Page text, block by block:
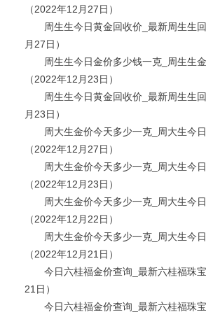
（2022年12月27日）
周生生今日黄金回收价_最新周生生回
月27日）
周生生今日金价多少钱一克_周生生金
（2022年12月23日）
周生生今日黄金回收价_最新周生生回
月23日）
周大生金价今天多少一克_周大生今日
（2022年12月27日）
周大生金价今天多少一克_周大生今日
（2022年12月23日）
周大生金价今天多少一克_周大生今日
（2022年12月22日）
周大生金价今天多少一克_周大生今日
（2022年12月21日）
今日六桂福金价查询_最新六桂福珠宝
21日）
今日六桂福金价查询_最新六桂福珠宝